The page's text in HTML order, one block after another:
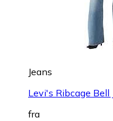
Jeans
Levi's Ribcage Bell
fra